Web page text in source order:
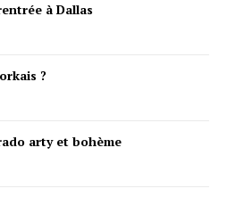
à Dallas
?
arty et bohème